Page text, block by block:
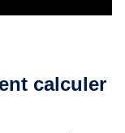
calculer